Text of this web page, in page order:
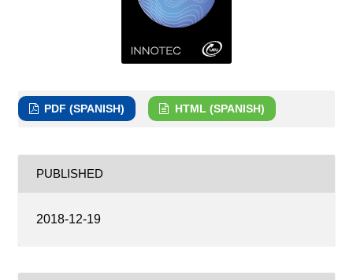
PDF (SPANISH) HTML (SPANISH)
PUBLISHED
2018-12-19